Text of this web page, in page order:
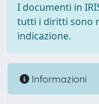
I documenti in
tutti i diritti sono
indicazione.
Informazioni